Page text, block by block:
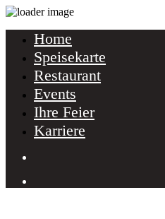
Home
Speisekarte
Restaurant
Events
Ihre Feier
Karriere